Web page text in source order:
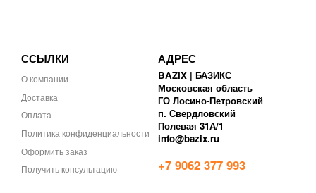
ССЫЛКИ
О компании
Доставка
Оплата
Политика конфиденциальности
Оформить заказ
Получить консультацию
АДРЕС
BAZIX | БАЗИКС
Московская область
ГО Лосино-Петровский
п. Свердловский
Полевая 31А/1
info@bazix.ru
+7 9062 377 993